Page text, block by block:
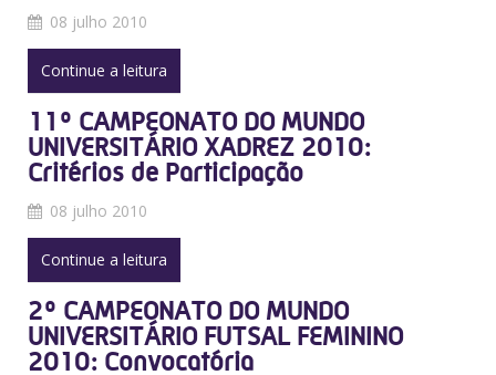
08 julho 2010
Continue a leitura
11º CAMPEONATO DO MUNDO
UNIVERSITÁRIO XADREZ 2010:
Critérios de Participação
08 julho 2010
Continue a leitura
2º CAMPEONATO DO MUNDO
UNIVERSITÁRIO FUTSAL FEMININO
2010: Convocatória